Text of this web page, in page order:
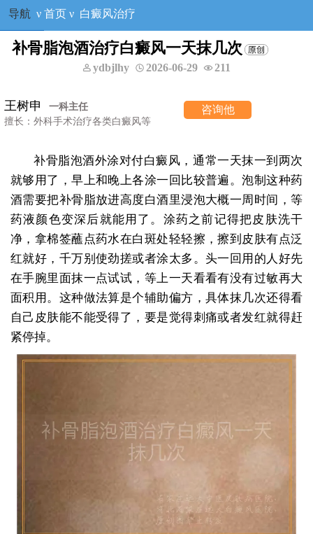
导航 ν 首页ν 白癜风治疗
补骨脂泡酒治疗白癜风一天抹几次
ydbjlhy 2026-06-29 211
咨询他
补骨脂泡酒外涂对付白癜风，通常一天抹一到两次
就够用了，早上和晚上各涂一回比较普遍。泡制这种药
酒需要把补骨脂放进高度白酒里浸泡大概一周时间，等
药液颜色变深后就能用了。涂药之前记得把皮肤洗干
净，拿棉签蘸点药水在白斑处轻轻擦，擦到皮肤有点泛
红就好，千万别使劲搓或者涂太多。头一回用的人好先
在手腕里面抹一点试试，等上一天看看有没有过敏再大
面积用。这种做法算是个辅助偏方，具体抹几次还得看
自己皮肤能不能受得了，要是觉得刺痛或者发红就得赶
紧停掉。